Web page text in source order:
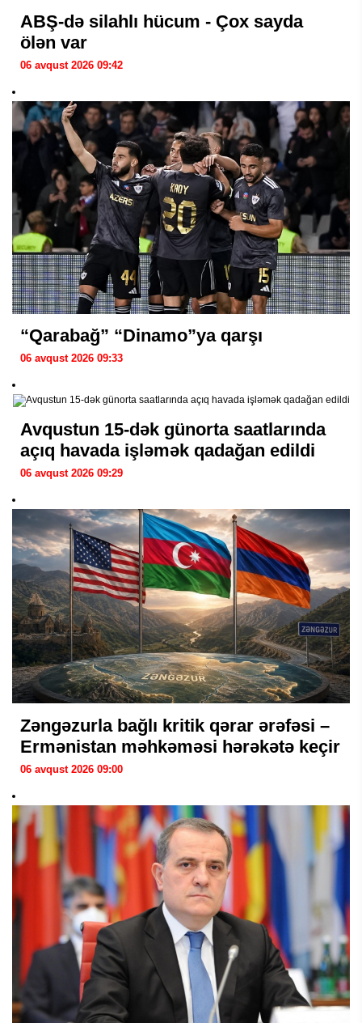
ABŞ-də silahlı hücum - Çox sayda
ölən var
06 avqust 2026 09:42
“Qarabağ” “Dinamo”ya qarşı
06 avqust 2026 09:33
Avqustun 15-dək günorta saatlarında
açıq havada işləmək qadağan edildi
06 avqust 2026 09:29
Zəngəzurla bağlı kritik qərar ərəfəsi –
Ermənistan məhkəməsi hərəkətə keçir
06 avqust 2026 09:00